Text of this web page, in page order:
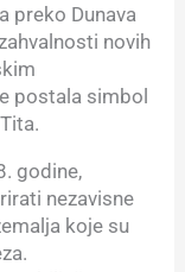
preko Dunava
novih
postala simbol
godine,
nezavisne
koje su